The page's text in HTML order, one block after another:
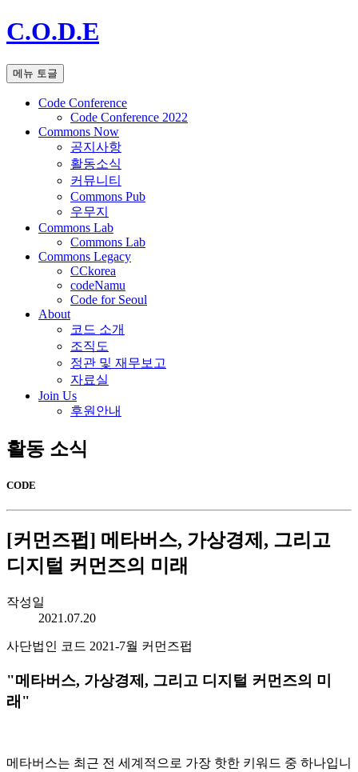
C.O.D.E
메뉴 토글
Code Conference
Code Conference 2022
Commons Now
공지사항
활동소식
커뮤니티
Commons Pub
우무지
Commons Lab
Commons Lab
Commons Legacy
CCkorea
codeNamu
Code for Seoul
About
코드 소개
조직도
정관 및 재무보고
자료실
Join Us
후원안내
활동 소식
CODE
[커먼즈펍] 메타버스, 가상경제, 그리고
디지털 커먼즈의 미래
작성일
2021.07.20
사단법인 코드 2021-7월 커먼즈펍
"메타버스, 가상경제, 그리고 디지털 커먼즈의 미
래"
메타버스는 최근 전 세계적으로 가장 핫한 키워드 중 하나입니